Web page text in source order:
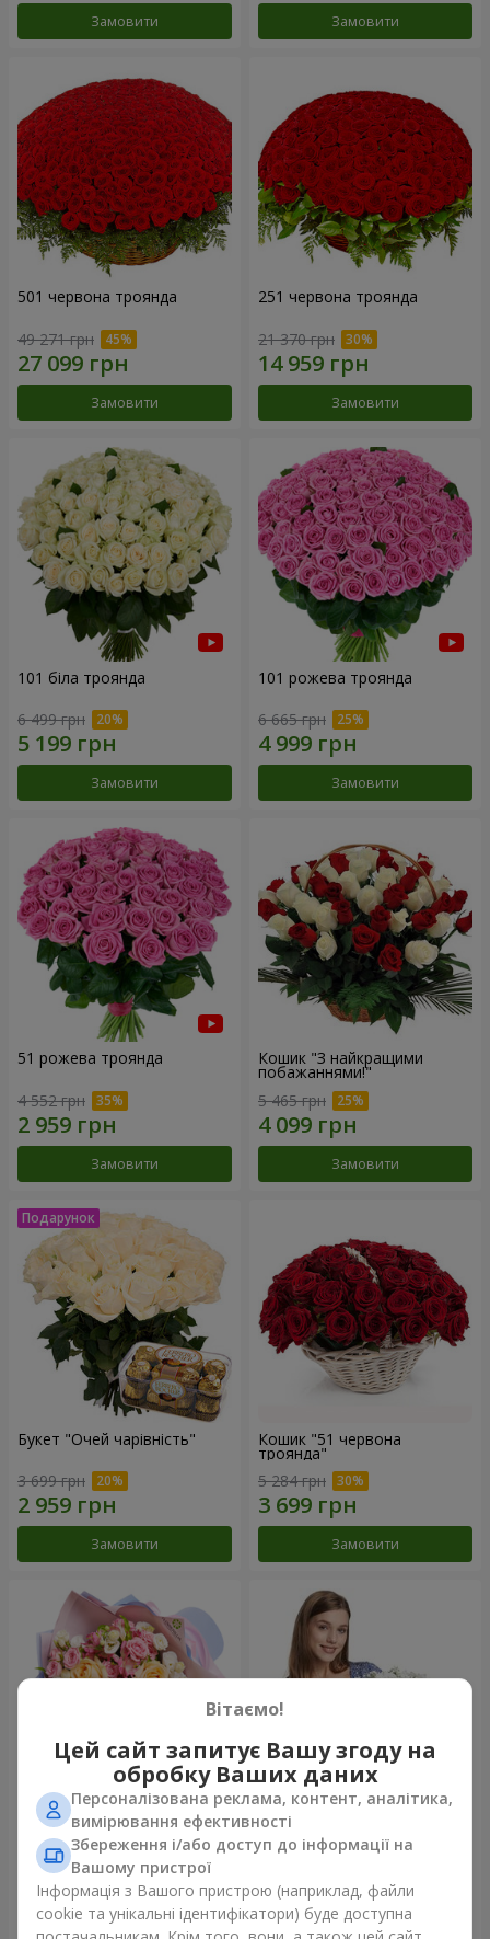
Замовити Замовити
501 червона троянда
49 271 грн
Замовити
251 червона троянда
21 370 грн
Замовити
101 біла троянда
6 499 грн
Замовити
101 рожева троянда
6 665 грн
Замовити
51 рожева троянда
4 552 грн
Замовити
Кошик "З найкращими
побажаннями!"
5 465 грн
Замовити
Букет "Очей чарівність"
3 699 грн
Замовити
Кошик "51 червона
троянда"
5 284 грн
Замовити
Букет "Казка мого життя"
2 332 грн
Замовити
Кошик "Янголятко"
Замовити
Вітаємо!
Цей сайт запитує Вашу згоду на
обробку Ваших даних
Персоналізована реклама, контент, аналітика,
вимірювання ефективності
Збереження і/або доступ до інформації на
Вашому пристрої
Інформація з Вашого пристрою (наприклад, файли
cookie та унікальні ідентифікатори) буде доступна